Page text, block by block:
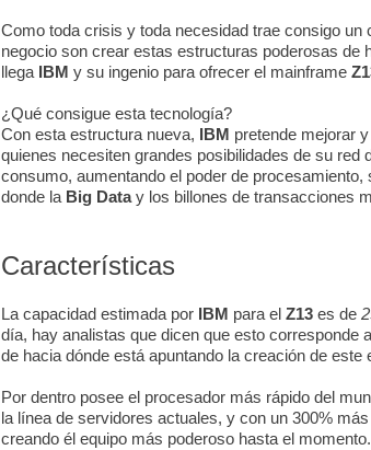
Como toda crisis y toda necesidad trae consigo
negocio son crear estas estructuras poderosas de
llega IBM y su ingenio para ofrecer el mainframe
¿Qué consigue esta tecnología?
Con esta estructura nueva, IBM pretende mejorar
quienes necesiten grandes posibilidades de su red
consumo, aumentando el poder de
donde la Big Datay los billones de transacciones
Características
La capacidad estimada por IBM para el Z13 es de
día, hay analistas que dicen que esto corresponde a
de hacia dónde está apuntando la creación de este
Por dentro posee el procesador más rápido del
la línea de servidores actuales, y con un 300%
creando él equipo más poderoso hasta el momento.